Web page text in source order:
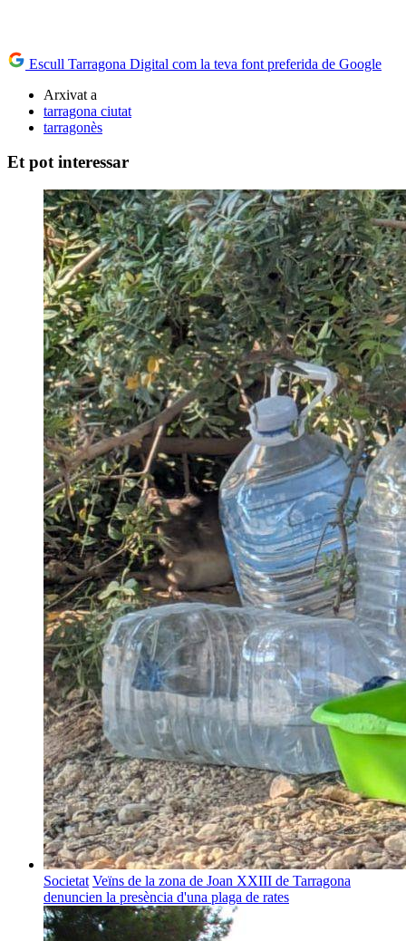
Escull Tarragona Digital com la teva font preferida de Google
Arxivat a
tarragona ciutat
tarragonès
Et pot interessar
Societat Veïns de la zona de Joan XXIII de Tarragona
denuncien la presència d'una plaga de rates